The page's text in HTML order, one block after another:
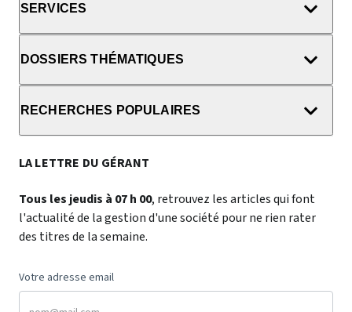
SERVICES
DOSSIERS THÉMATIQUES
RECHERCHES POPULAIRES
LA LETTRE DU GÉRANT
Tous les jeudis à 07 h 00, retrouvez les articles qui font
l'actualité de la gestion d'une société pour ne rien rater
des titres de la semaine.
Votre adresse email